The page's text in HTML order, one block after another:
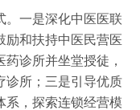
。一是深化中医医联
励和扶持中医民营医
诊所并坐堂授徒，
诊所；三是引导优质
系，探索连锁经营模